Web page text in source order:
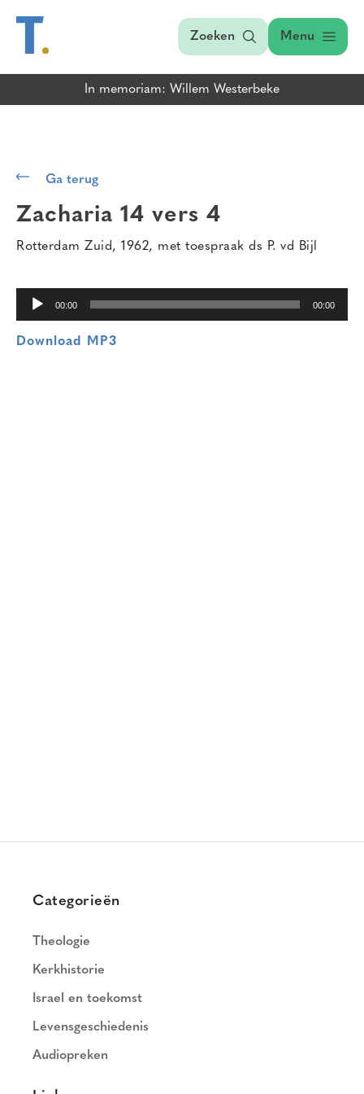
Zoeken Menu
In memoriam: Willem Westerbeke
Ga terug
Zacharia 14 vers 4
Rotterdam Zuid, 1962, met toespraak ds P. vd Bijl
00:00 00:00
Download MP3
Categorieën
Theologie
Kerkhistorie
Israel en toekomst
Levensgeschiedenis
Audiopreken